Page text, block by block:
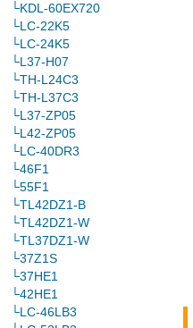
└KDL-60EX720
└LC-22K5
└LC-24K5
└L37-H07
└TH-L24C3
└TH-L37C3
└L37-ZP05
└L42-ZP05
└LC-40DR3
└46F1
└55F1
└TL42DZ1-B
└TL42DZ1-W
└TL37DZ1-W
└37Z1S
└37HE1
└42HE1
└LC-46LB3